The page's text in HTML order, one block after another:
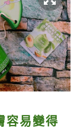
容易變得